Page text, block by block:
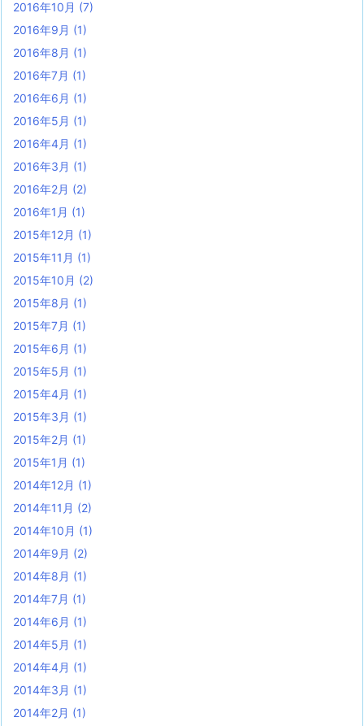
2016年10月 (7)
2016年9月 (1)
2016年8月 (1)
2016年7月 (1)
2016年6月 (1)
2016年5月 (1)
2016年4月 (1)
2016年3月 (1)
2016年2月 (2)
2016年1月 (1)
2015年12月 (1)
2015年11月 (1)
2015年10月 (2)
2015年8月 (1)
2015年7月 (1)
2015年6月 (1)
2015年5月 (1)
2015年4月 (1)
2015年3月 (1)
2015年2月 (1)
2015年1月 (1)
2014年12月 (1)
2014年11月 (2)
2014年10月 (1)
2014年9月 (2)
2014年8月 (1)
2014年7月 (1)
2014年6月 (1)
2014年5月 (1)
2014年4月 (1)
2014年3月 (1)
2014年2月 (1)